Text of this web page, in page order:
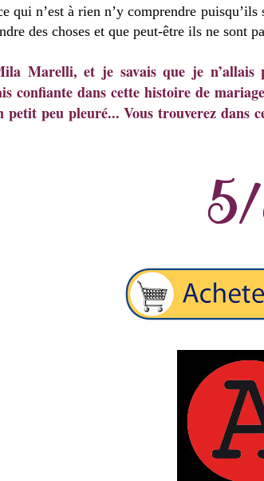
qui n’est à rien n’y comprendre
des choses et que peut-être ils ne sont
Marelli, et je savais que je
confiante dans cette histoire de
peu pleuré... Vous trouverez dans